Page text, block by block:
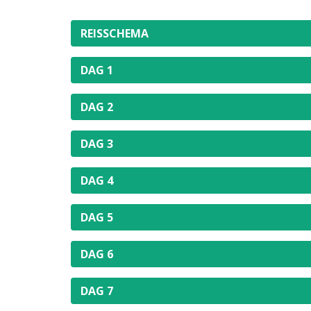
REISSCHEMA
DAG 1
DAG 2
DAG 3
DAG 4
DAG 5
DAG 6
DAG 7